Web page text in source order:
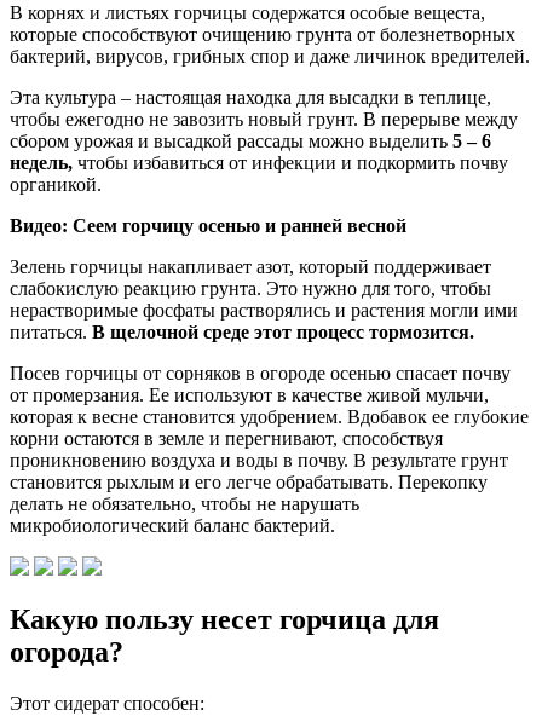
В корнях и листьях горчицы содержатся особые вещеста,
которые способствуют очищению грунта от болезнетворных
бактерий, вирусов, грибных спор и даже личинок вредителей.
Эта культура – настоящая находка для высадки в теплице,
чтобы ежегодно не завозить новый грунт. В перерыве между
сбором урожая и высадкой рассады можно выделить 5 – 6
недель, чтобы избавиться от инфекции и подкормить почву
органикой.
Видео: Сеем горчицу осенью и ранней весной
Зелень горчицы накапливает азот, который поддерживает
слабокислую реакцию грунта. Это нужно для того, чтобы
нерастворимые фосфаты растворялись и растения могли ими
питаться. В щелочной среде этот процесс тормозится.
Посев горчицы от сорняков в огороде осенью спасает почву
от промерзания. Ее используют в качестве живой мульчи,
которая к весне становится удобрением. Вдобавок ее глубокие
корни остаются в земле и перегнивают, способствуя
проникновению воздуха и воды в почву. В результате грунт
становится рыхлым и его легче обрабатывать. Перекопку
делать не обязательно, чтобы не нарушать
микробиологический баланс бактерий.
Какую пользу несет горчица для
огорода?
Этот сидерат способен: